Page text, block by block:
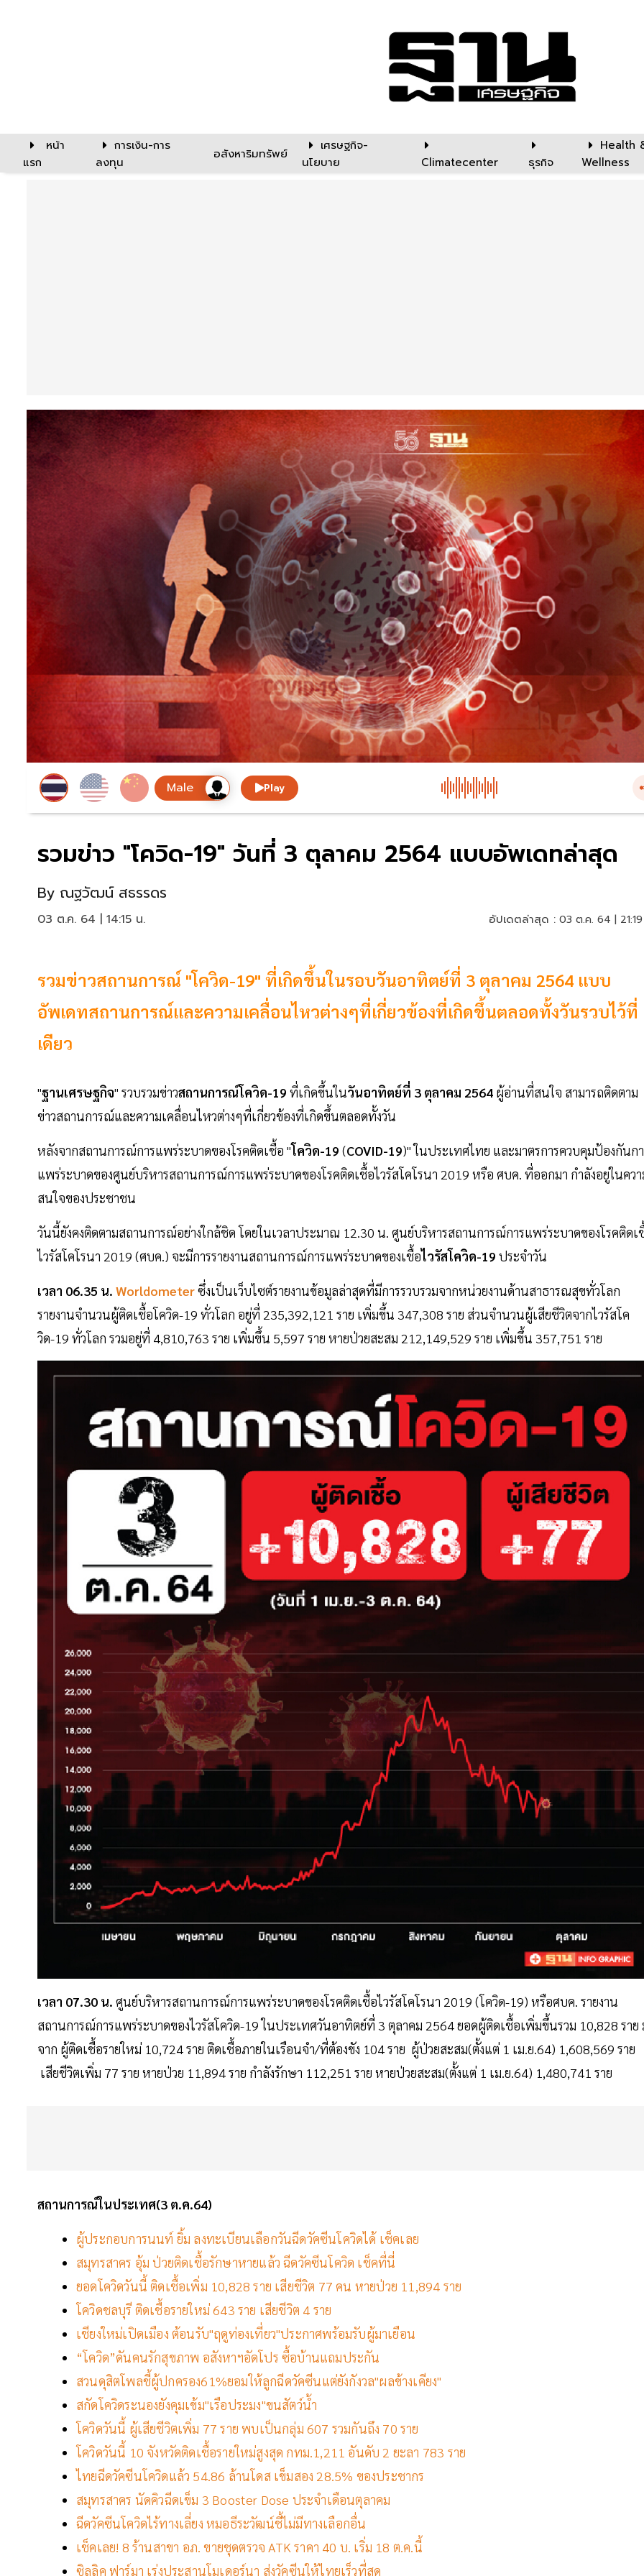
หน้า
แรก
การเงิน-การ
ลงทุน
อสังหาริมทรัพย์
เศรษฐกิจ-
นโยบาย
Climatecenter ธุรกิจ
Health
Wellness
Play
รวมข่าว "โควิด-19" วันที่ 3 ตุลาคม 2564 แบบอัพเดทล่าสุด
By ณฐวัฒน์ สธรรดร
03 ต.ค. 64 | 14:15 น. อัปเดตล่าสุด : 03 ต.ค. 64 |
รวมข่าวสถานการณ์ "โควิด-19" ที่เกิดขึ้นในรอบวันอาทิตย์ที่ 3 ตุลาคม 2564 แบบ
อัพเดทสถานการณ์และความเคลื่อนไหวต่างๆที่เกี่ยวข้องที่เกิดขึ้นตลอดทั้งวันรวบไว้ที่
เดียว
"ฐานเศรษฐกิจ" รวบรวมข่าวสถานการณ์โควิด-19 ที่เกิดขึ้นในวันอาทิตย์ที่ 3 ตุลาคม 2564 ผู้อ่านที่สนใจ สามารถติดตาม
ข่าวสถานการณ์และความเคลื่อนไหวต่างๆที่เกี่ยวข้องที่เกิดขึ้นตลอดทั้งวัน
หลังจากสถานการณ์การแพร่ระบาดของโรคติดเชื้อ "โควิด-19 (COVID-19)" ในประเทศไทย และมาตรการควบคุมป้องกันก
แพร่ระบาดของศูนย์บริหารสถานการณ์การแพร่ระบาดของโรคติดเชื้อไวรัสโคโรนา 2019 หรือ ศบค. ที่ออกมา กำลังอยู่ในคว
สนใจของประชาชน
วันนี้ยังคงติดตามสถานการณ์อย่างใกล้ชิด โดยในเวลาประมาณ 12.30 น. ศูนย์บริหารสถานการณ์การแพร่ระบาดของโรคติดเ
ไวรัสโคโรนา 2019 (ศบค.) จะมีการรายงานสถานการณ์การแพร่ระบาดของเชื้อไวรัสโควิด-19 ประจำวัน
เวลา 06.35 น. Worldometerซึ่งเป็นเว็บไซต์รายงานข้อมูลล่าสุดที่มีการรวบรวมจากหน่วยงานด้านสาธารณสุขทั่วโลก
รายงานจำนวนผู้ติดเชื้อโควิด-19 ทั่วโลก อยู่ที่ 235,392,121 ราย เพิ่มขึ้น 347,308 ราย ส่วนจำนวนผู้เสียชีวิตจากไวรัสโค
วิด-19 ทั่วโลก รวมอยู่ที่ 4,810,763 ราย เพิ่มขึ้น 5,597 ราย หายป่วยสะสม 212,149,529 ราย เพิ่มขึ้น 357,751 ราย
เวลา 07.30 น. ศูนย์บริหารสถานการณ์การแพร่ระบาดของโรคติดเชื้อไวรัสโคโรนา 2019 (โควิด-19) หรือศบค. รายงาน
สถานการณ์การแพร่ระบาดของไวรัสโควิด-19 ในประเทศวันอาทิตย์ที่ 3 ตุลาคม 2564 ยอดผู้ติดเชื้อเพิ่มขึ้นรวม 10,828 ราย
จาก ผู้ติดเชื้อรายใหม่ 10,724 ราย ติดเชื้อภายในเรือนจำ/ที่ต้องขัง 104 ราย ผู้ป่วยสะสม(ตั้งแต่ 1 เม.ย.64) 1,608,569 ราย
เสียชีวิตเพิ่ม 77 ราย หายป่วย 11,894 ราย กำลังรักษา 112,251 ราย หายป่วยสะสม(ตั้งแต่ 1 เม.ย.64) 1,480,741 ราย
สถานการณ์ในประเทศ(3 ต.ค.64)
ผู้ประกอบการนนท์ ยิ้ม ลงทะเบียนเลือกวันฉีดวัคซีนโควิดได้ เช็คเลย
สมุทรสาคร อุ้ม ป่วยติดเชื้อรักษาหายแล้ว ฉีดวัคซีนโควิด เช็คที่นี่
ยอดโควิดวันนี้ ติดเชื้อเพิ่ม 10,828 ราย เสียชีวิต 77 คน หายป่วย 11,894 ราย
โควิดชลบุรี ติดเชื้อรายใหม่ 643 ราย เสียชีวิต 4 ราย
เชียงใหม่เปิดเมือง ต้อนรับ"ฤดูท่องเที่ยว"ประกาศพร้อมรับผู้มาเยือน
“โควิด”ดันคนรักสุขภาพ อสังหาฯอัดโปร ซื้อบ้านแถมประกัน
สวนดุสิตโพลชี้ผู้ปกครอง61%ยอมให้ลูกฉีดวัคซีนแต่ยังกังวล"ผลข้างเคียง"
สกัดโควิดระนองยังคุมเข้ม"เรือประมง"ขนสัตว์น้ำ
โควิดวันนี้ ผู้เสียชีวิตเพิ่ม 77 ราย พบเป็นกลุ่ม 607 รวมกันถึง 70 ราย
โควิดวันนี้ 10 จังหวัดติดเชื้อรายใหม่สูงสุด กทม.1,211 อันดับ 2 ยะลา 783 ราย
ไทยฉีดวัคซีนโควิดแล้ว 54.86 ล้านโดส เข็มสอง 28.5% ของประชากร
สมุทรสาคร นัดคิวฉีดเข็ม 3 Booster Dose ประจำเดือนตุลาคม
ฉีดวัคซีนโควิดไร้ทางเลี่ยง หมอธีระวัฒน์ชี้ไม่มีทางเลือกอื่น
เช็คเลย! 8 ร้านสาขา อภ. ขายชุดตรวจ ATK ราคา 40 บ. เริ่ม 18 ต.ค.นี้
ซิลลิค ฟาร์มา เร่งประสานโมเดอร์นา ส่งวัคซีนให้ไทยเร็วที่สุด